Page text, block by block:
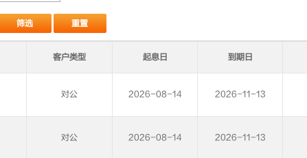
客户类型 起息日 到期日
对公 2026-08-14 2026-11-13
对公 2026-08-14 2026-11-13